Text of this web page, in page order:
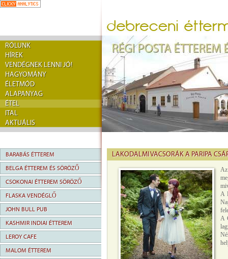
RÓLUNK
HÍREK
VENDÉGNEK LENNI JÓ!
HAGYOMÁNY
ÉLETMÓD
ALAPANYAG
ÉTEL
ITAL
AKTUÁLIS
BARABÁS ÉTTEREM
BELGA ÉTTEREM ÉS SÖRÖZŐ
CSOKONAI ÉTTEREM SÖRÖZŐ
FLASKA VENDÉGLŐ
JOHN BULL PUB
KASHMIR INDIAI ÉTTEREM
LEROY CAFE
MALOM ÉTTEREM
LAKODALMI VACSORÁK A PARIPA
A
A